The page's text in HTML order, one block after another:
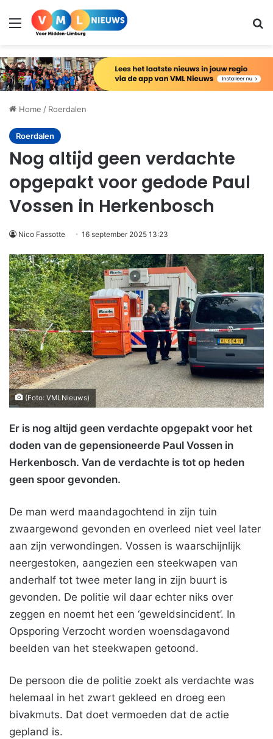
Menu
Home / Roerdalen
Roerdalen
Nog altijd geen verdachte
opgepakt voor gedode Paul
Vossen in Herkenbosch
Nico Fassotte 16 september 2025 13:23
(Foto: VMLNieuws)
Er is nog altijd geen verdachte opgepakt voor het
doden van de gepensioneerde Paul Vossen in
Herkenbosch. Van de verdachte is tot op heden
geen spoor gevonden.
De man werd maandagochtend in zijn tuin
zwaargewond gevonden en overleed niet veel later
aan zijn verwondingen. Vossen is waarschijnlijk
neergestoken, aangezien een steekwapen van
anderhalf tot twee meter lang in zijn buurt is
gevonden. De politie wil daar echter niks over
zeggen en noemt het een ‘geweldsincident’. In
Opsporing Verzocht worden woensdagavond
beelden van het steekwapen getoond.
De persoon die de politie zoekt als verdachte was
helemaal in het zwart gekleed en droeg een
bivakmuts. Dat doet vermoeden dat de actie
gepland is.